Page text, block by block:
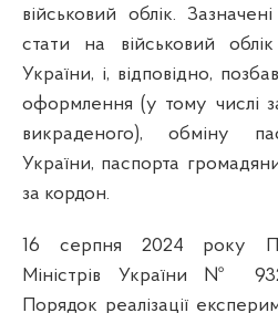
військовий облік.
стати на військовий
України, і, відповідно,
оформлення (у тому числі
викраденого), обміну
України, паспорта
за кордон.
16 серпня 2024 року
Міністрів України №
Порядок реалізації